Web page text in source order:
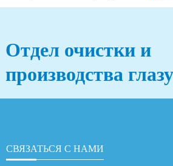
Отдел очистки и
производства
СВЯЗАТЬСЯ С НАМИ